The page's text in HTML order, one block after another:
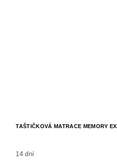
TAŠTIČKOVÁ MATRACE MEMORY
14 dní